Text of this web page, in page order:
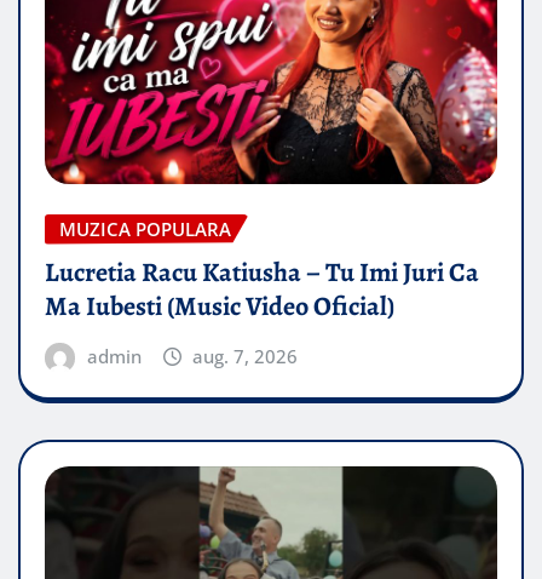
MUZICA POPULARA
Lucretia Racu Katiusha – Tu Imi Juri Ca
Ma Iubesti (Music Video Oficial)
admin aug. 7, 2026